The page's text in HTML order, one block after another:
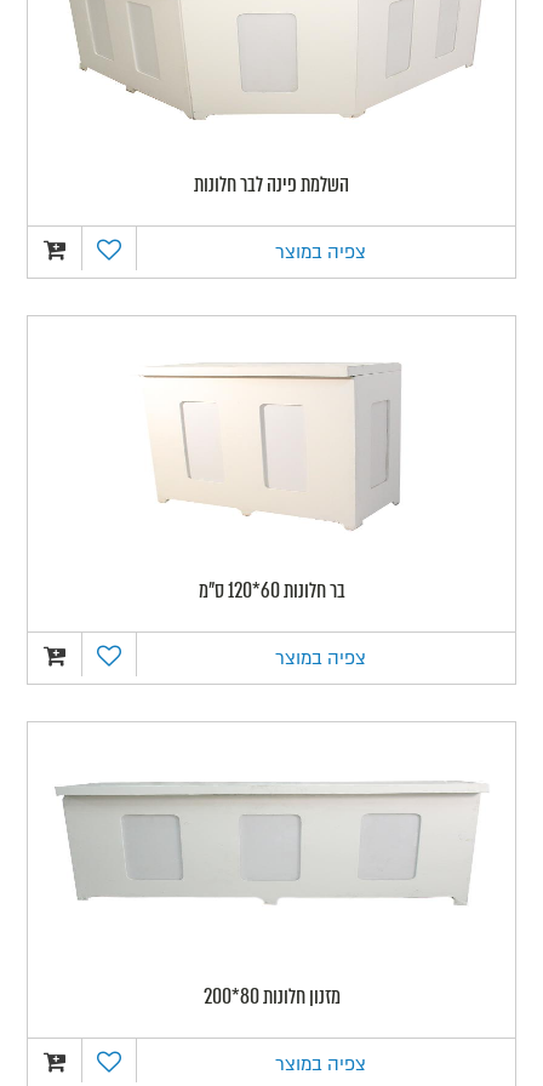
השלמת פינה לבר חלונות
צפיה במוצר
בר חלונות 60*120 ס"מ
צפיה במוצר
מזנון חלונות 80*200
צפיה במוצר